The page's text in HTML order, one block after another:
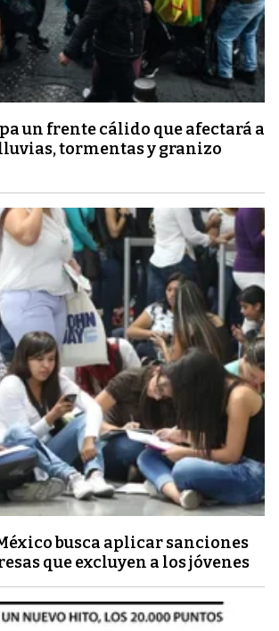
un frente cálido que afectará a
tormentas y granizo
busca aplicar sanciones
que excluyen a los jóvenes